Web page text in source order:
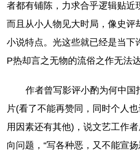
者都有铺陈，力求合乎逻辑贴近
而且从小人物见大时局，像史评
小说特点。光这些就已经是当下
P热却言之无物的流俗之作无法
作者曾写影评小酌为何中国
片(看了不能再赞同，同时个人
用因素还有其他)，说文艺工作
向问题，“写各种恶，又不能宣